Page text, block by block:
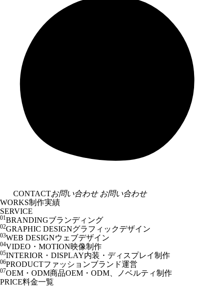
CONTACTお問い合わせ お問い合わせ
WORKS制作実績
SERVICE
01BRANDINGブランディング
02GRAPHIC DESIGNグラフィックデザイン
03WEB DESIGNウェブデザイン
04VIDEO・MOTION映像制作
05INTERIOR・DISPLAY内装・ディスプレイ制作
06PRODUCTファッションブランド運営
07OEM・ODM商品OEM・ODM、ノベルティ制作
PRICE料金一覧